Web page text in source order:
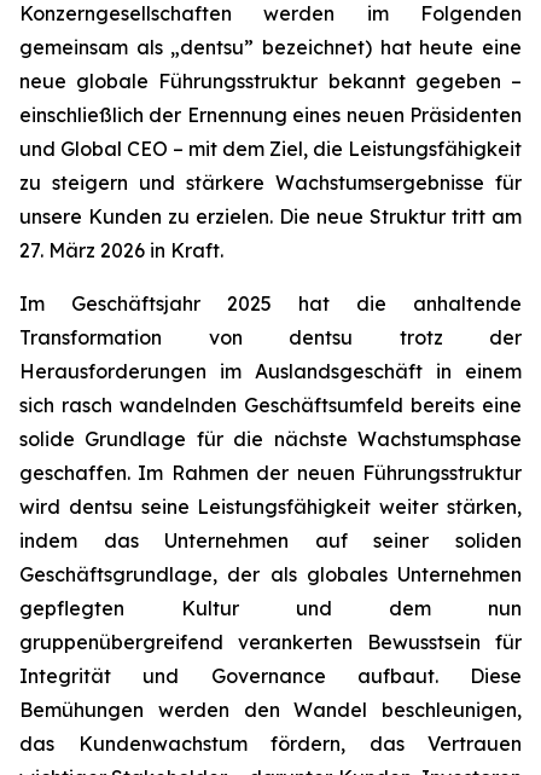
Konzerngesellschaften werden im Folgenden
gemeinsam als „dentsu” bezeichnet) hat heute eine
neue globale Führungsstruktur bekannt gegeben –
einschließlich der Ernennung eines neuen Präsidenten
und Global CEO – mit dem Ziel, die Leistungsfähigkeit
zu steigern und stärkere Wachstumsergebnisse für
unsere Kunden zu erzielen. Die neue Struktur tritt am
27. März 2026 in Kraft.
Im Geschäftsjahr 2025 hat die anhaltende
Transformation von dentsu trotz der
Herausforderungen im Auslandsgeschäft in einem
sich rasch wandelnden Geschäftsumfeld bereits eine
solide Grundlage für die nächste Wachstumsphase
geschaffen. Im Rahmen der neuen Führungsstruktur
wird dentsu seine Leistungsfähigkeit weiter stärken,
indem das Unternehmen auf seiner soliden
Geschäftsgrundlage, der als globales Unternehmen
gepflegten Kultur und dem nun
gruppenübergreifend verankerten Bewusstsein für
Integrität und Governance aufbaut. Diese
Bemühungen werden den Wandel beschleunigen,
das Kundenwachstum fördern, das Vertrauen